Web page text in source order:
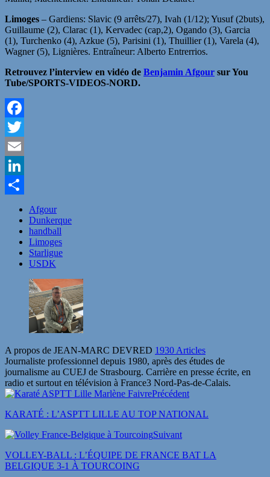
Limoges – Gardiens: Slavic (9 arrêts/27), Ivah (1/12); Yusuf (2buts),
Guillaume (2), Clarac (1), Kervadec (cap,2), Ogando (3), Garcia
(1), Turchenko (4), Azkue (5), Parisini (1), Thuillier (1), Varela (4),
Wagner (5), Lignières. Entraîneur: Alberto Entrerrios.
Retrouvez l’interview en vidéo de Benjamin Afgour sur You
Tube/SPORTS-VIDEOS-NORD.
Facebook
Twitter
Email
LinkedIn
Partager
Afgour
Dunkerque
handball
Limoges
Starligue
USDK
A propos de JEAN-MARC DEVRED 1930 Articles
Journaliste professionnel depuis 1980, après des études de
journalisme au CUEJ de Strasbourg. Carrière en presse écrite, en
radio et surtout en télévision à France3 Nord-Pas-de-Calais.
Précédent
KARATÉ : L’ASPTT LILLE AU TOP NATIONAL
Suivant
VOLLEY-BALL : L’ÉQUIPE DE FRANCE BAT LA
BELGIQUE 3-1 À TOURCOING